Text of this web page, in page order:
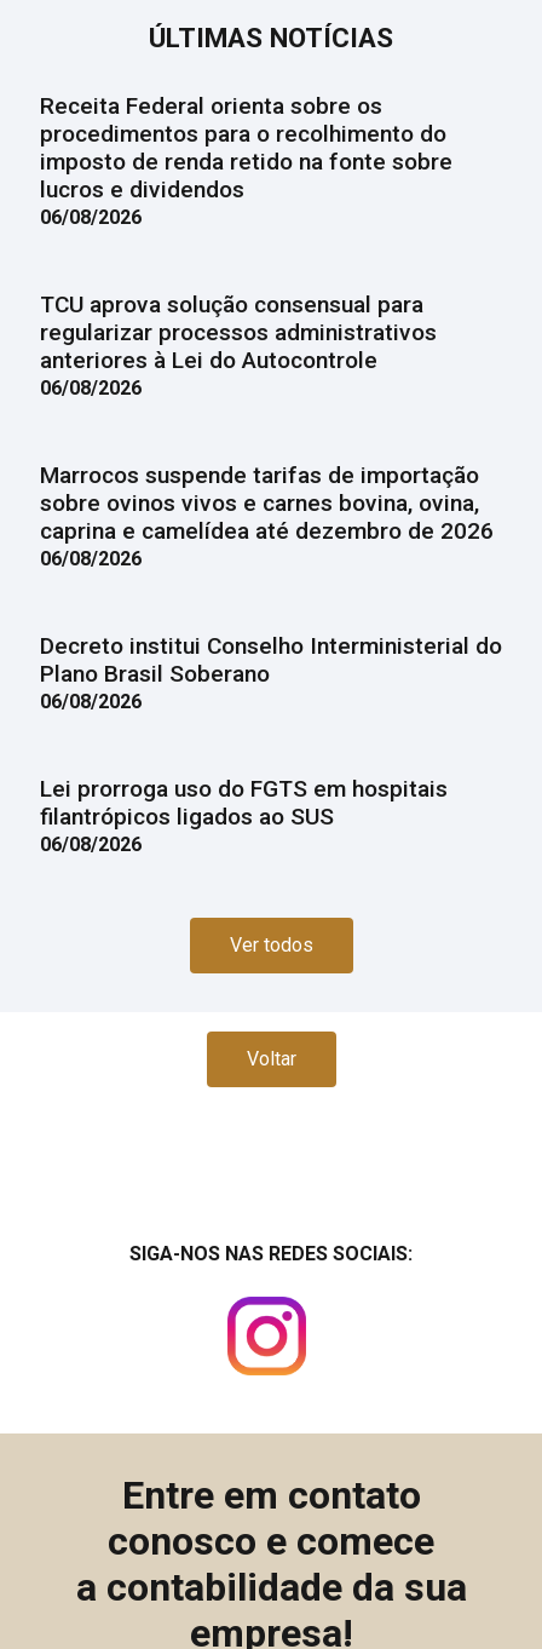
ÚLTIMAS NOTÍCIAS
Receita Federal orienta sobre os
procedimentos para o recolhimento do
imposto de renda retido na fonte sobre
lucros e dividendos
06/08/2026
TCU aprova solução consensual para
regularizar processos administrativos
anteriores à Lei do Autocontrole
06/08/2026
Marrocos suspende tarifas de importação
sobre ovinos vivos e carnes bovina, ovina,
caprina e camelídea até dezembro de 2026
06/08/2026
Decreto institui Conselho Interministerial do
Plano Brasil Soberano
06/08/2026
Lei prorroga uso do FGTS em hospitais
filantrópicos ligados ao SUS
06/08/2026
Ver todos
Voltar
SIGA-NOS NAS REDES SOCIAIS:
Entre em contato
conosco e comece
a contabilidade da sua
empresa!